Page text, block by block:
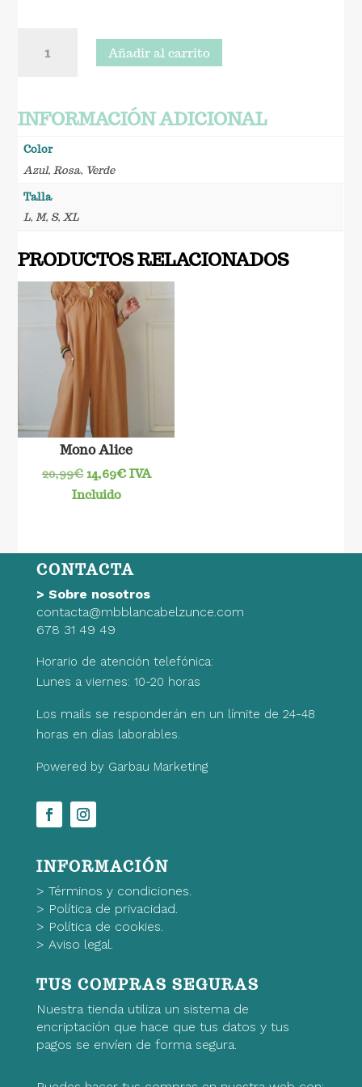
Mina
Añadir al carrito
INFORMACIÓN ADICIONAL
Color
Azul, Rosa, Verde
Talla
L, M, S, XL
PRODUCTOS RELACIONADOS
Mono Alice
20,99€ El
precio
20,99€.
14,69€El
14,69€.
IVA
Incluido
CONTACTA
> Sobre nosotros
contacta@mbblancabelzunce.com
678 31 49 49
Horario de atención telefónica:
Lunes a viernes: 10-20 horas
Los mails se responderán en un límite de 24-48
horas en días laborables.
Powered by Garbau Marketing
INFORMACIÓN
> Términos y condiciones.
> Política de privacidad.
> Política de cookies.
> Aviso legal.
TUS COMPRAS SEGURAS
Nuestra tienda utiliza un sistema de
encriptación que hace que tus datos y tus
pagos se envíen de forma segura.